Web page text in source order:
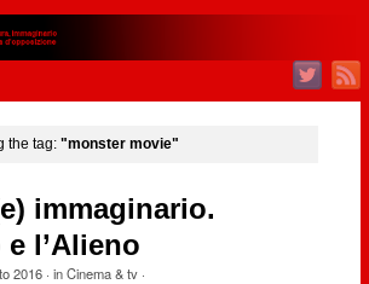
the tag: "monster movie"
immaginario.
e l’Alieno
2016· inCinema & tv·